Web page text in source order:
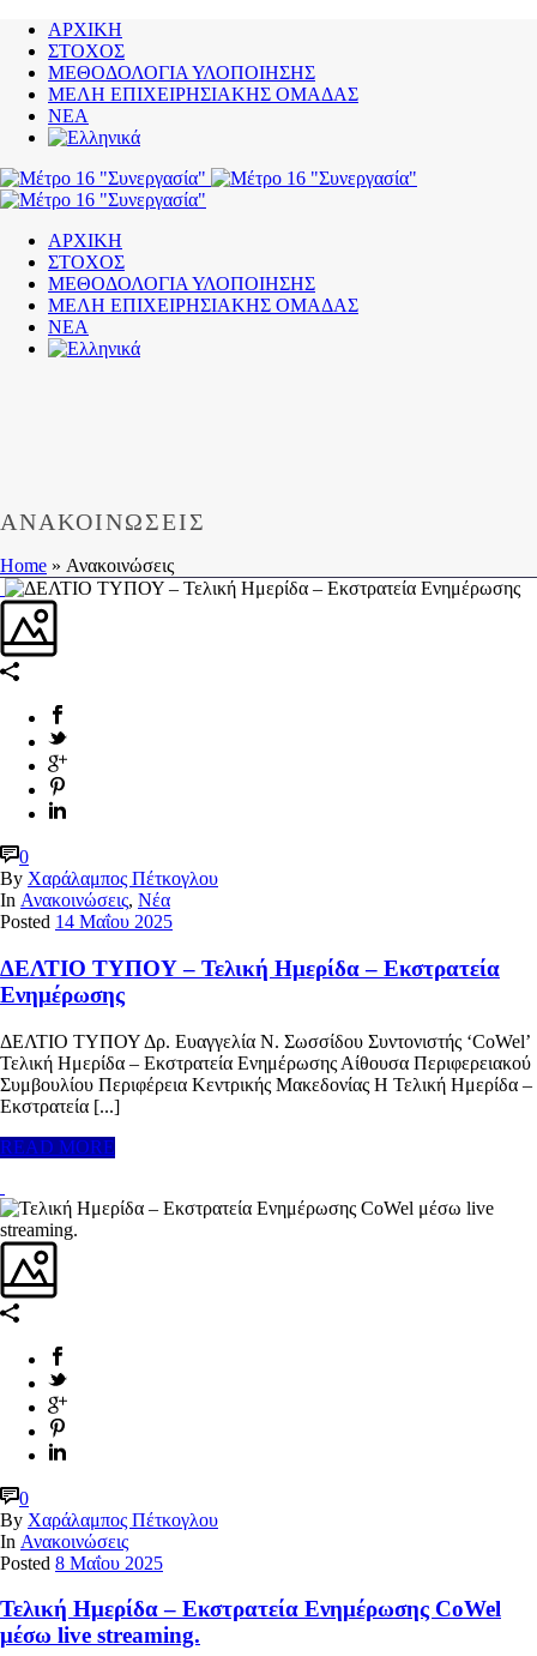
ΑΡΧΙΚΗ
ΣΤΟΧΟΣ
ΜΕΘΟΔΟΛΟΓΙΑ ΥΛΟΠΟΙΗΣΗΣ
ΜΕΛΗ ΕΠΙΧΕΙΡΗΣΙΑΚΗΣ ΟΜΑΔΑΣ
ΝΕΑ
ΑΡΧΙΚΗ
ΣΤΟΧΟΣ
ΜΕΘΟΔΟΛΟΓΙΑ ΥΛΟΠΟΙΗΣΗΣ
ΜΕΛΗ ΕΠΙΧΕΙΡΗΣΙΑΚΗΣ ΟΜΑΔΑΣ
ΝΕΑ
ΑΝΑΚΟΙΝΏΣΕΙΣ
Home » Ανακοινώσεις
0
By Χαράλαμπος Πέτκογλου
In Ανακοινώσεις, Νέα
Posted 14 Μαΐου 2025
ΔΕΛΤΙΟ ΤΥΠΟΥ – Τελική Ημερίδα – Εκστρατεία
Ενημέρωσης
ΔΕΛΤΙΟ ΤΥΠΟΥ Δρ. Ευαγγελία Ν. Σωσσίδου Συντονιστής ‘CoWel’
Τελική Ημερίδα – Εκστρατεία Ενημέρωσης Αίθουσα Περιφερειακού
Συμβουλίου Περιφέρεια Κεντρικής Μακεδονίας Η Τελική Ημερίδα –
Εκστρατεία [...]
READ MORE
0
By Χαράλαμπος Πέτκογλου
In Ανακοινώσεις
Posted 8 Μαΐου 2025
Τελική Ημερίδα – Εκστρατεία Ενημέρωσης CoWel
μέσω live streaming.